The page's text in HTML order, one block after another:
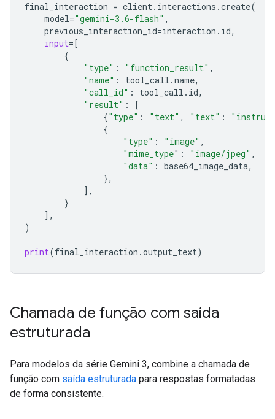
final_interaction = client. interactions .create(
model="gemini-3.6-flash" ,
previous_interaction_id=interaction . id,
input= [
{
"type" : "function_result" ,
"name" : tool_call .name,
"call_id" : tool_call . id,
"result" :
[
{"type" : "text" , "text" :
{
"type" : "image" ,
"mime_type" : "image/jpeg" ,
"data" : base64_image_data,
},
],
}
],
)
print(final_interaction .output_text)
Chamada de função com saída
estruturada
Para modelos da série Gemini 3, combine a chamada de
função com saída estruturada para respostas formatadas
de forma consistente.